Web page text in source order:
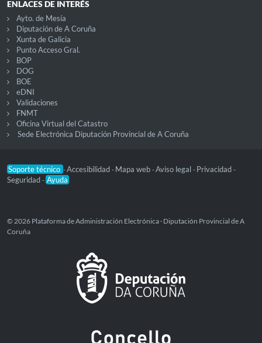
ENLACES DE INTERÉS
Ayto. de Mesía
Diputación de A Coruña
Xunta de Galicia
Punto Acceso Gral.
BOP
DOG
BOE
eDNI
Validaciones
FNMT
Oficina Virtual del Catastro
Sede Electrónica Diputación Provincial de A Coruña
Soporte técnico -Accesibilidad - Mapa web -Aviso legal - Privacidad -
Seguridad - Ayuda
© 2026 Plataforma de Administración Electrónica · Diputación Provincial de A
Coruña